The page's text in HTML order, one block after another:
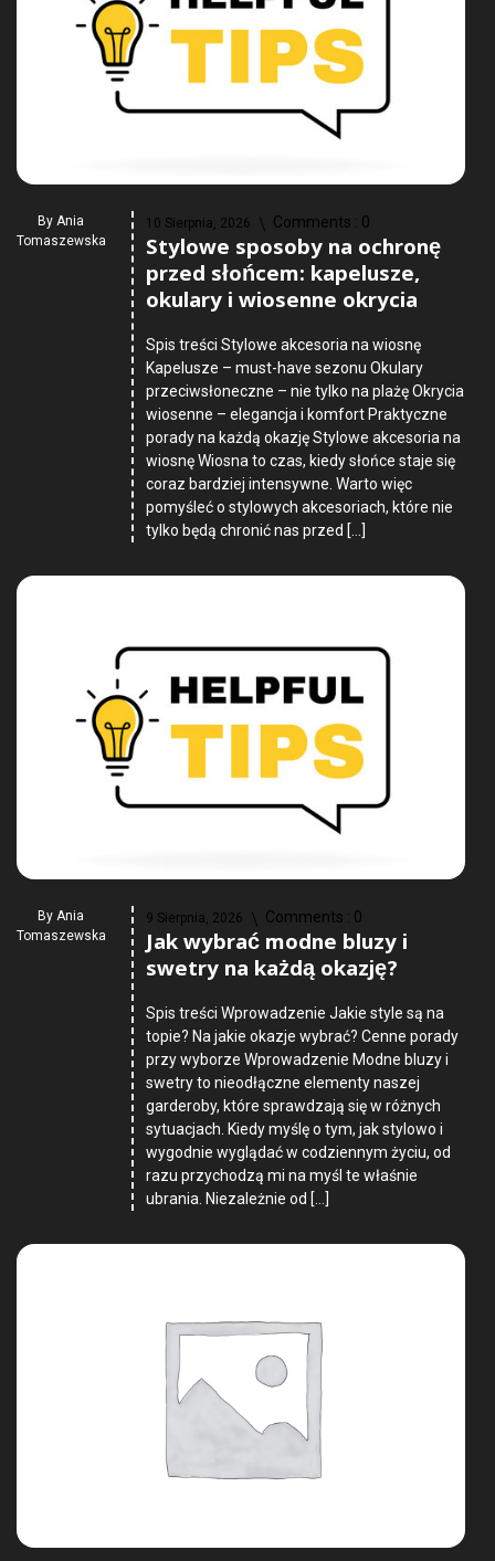
By Ania
Tomaszewska
10 Sierpnia, 2026 Comments : 0
Stylowe sposoby na ochronę
przed słońcem: kapelusze,
okulary i wiosenne okrycia
Spis treści Stylowe akcesoria na wiosnę
Kapelusze – must-have sezonu Okulary
przeciwsłoneczne – nie tylko na plażę Okrycia
wiosenne – elegancja i komfort Praktyczne
porady na każdą okazję Stylowe akcesoria na
wiosnę Wiosna to czas, kiedy słońce staje się
coraz bardziej intensywne. Warto więc
pomyśleć o stylowych akcesoriach, które nie
tylko będą chronić nas przed […]
By Ania
Tomaszewska
9 Sierpnia, 2026 Comments : 0
Jak wybrać modne bluzy i
swetry na każdą okazję?
Spis treści Wprowadzenie Jakie style są na
topie? Na jakie okazje wybrać? Cenne porady
przy wyborze Wprowadzenie Modne bluzy i
swetry to nieodłączne elementy naszej
garderoby, które sprawdzają się w różnych
sytuacjach. Kiedy myślę o tym, jak stylowo i
wygodnie wyglądać w codziennym życiu, od
razu przychodzą mi na myśl te właśnie
ubrania. Niezależnie od […]